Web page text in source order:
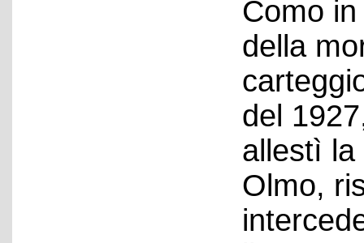
Como
della
del
allestì la
Olmo,